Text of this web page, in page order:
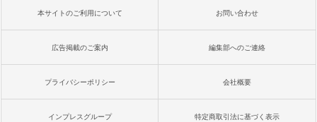
本サイトのご利用について お問い合わせ
広告掲載のご案内 編集部へのご連絡
プライバシーポリシー 会社概要
インプレスグループ 特定商取引法に基づく表示